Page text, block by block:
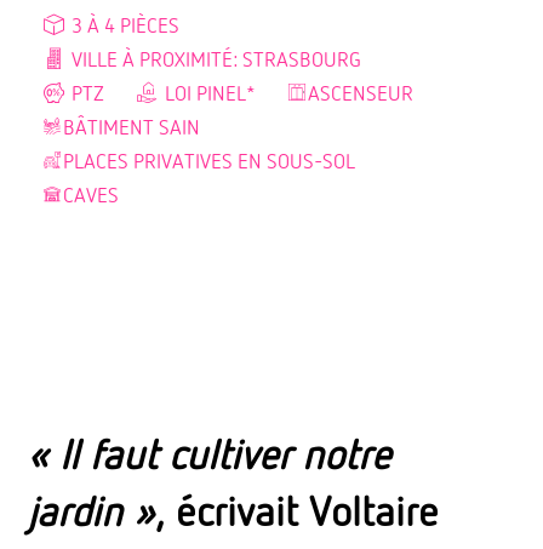
3 À 4 PIÈCES
VILLE À PROXIMITÉ: STRASBOURG
PTZ
LOI PINEL*
ASCENSEUR
BÂTIMENT SAIN
PLACES PRIVATIVES EN SOUS-SOL
CAVES
« Il faut cultiver notre
jardin », écrivait Voltaire